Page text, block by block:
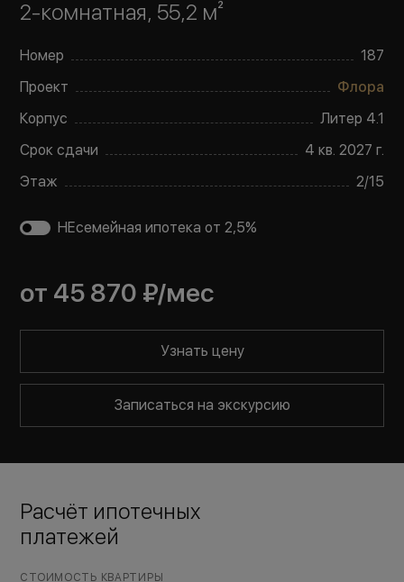
2-комнатная, 55,2 м²
Номер
187
Проект
Флора
Корпус
Литер 4.1
Срок сдачи
4 кв. 2027 г.
Этаж
2/15
НЕсемейная ипотека от 2,5%
от 45 870 ₽/мес
Узнать цену
Записаться на экскурсию
Расчёт ипотечных
платежей
СТОИМОСТЬ КВАРТИРЫ